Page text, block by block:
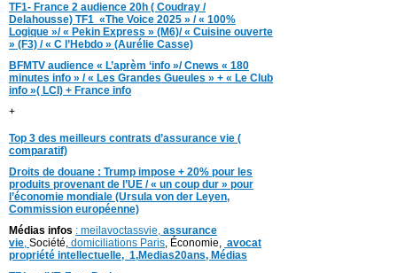
TF1- France 2 audience 20h ( Coudray /
Delahousse) TF1 «The Voice 2025 » / « 100%
Logique »/ « Pekin Express » (M6)/ « Cuisine ouverte
» (F3) / « C l’Hebdo » (Aurélie Casse)
BFMTV audience « L’aprèm ‘info »/ Cnews « 180
minutes info » / « Les Grandes Gueules » + « Le Club
info »( LCI) + France info
+
Top 3 des meilleurs contrats d’assurance vie (
comparatif)
Droits de douane : Trump impose + 20% pour les
produits provenant de l’UE / « un coup dur » pour
l’économie mondiale (Ursula von der Leyen,
Commission européenne)
Médias infos : meilavoctassvie, assurance
vie, Société, domiciliations Paris, Économie, avocat
propriété intellectuelle, 1,Medias20ans, Médias